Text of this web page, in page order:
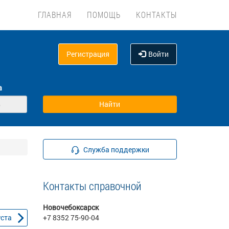
ГЛАВНАЯ ПОМОЩЬ КОНТАКТЫ
Регистрация Войти
Служба поддержки
Контакты справочной
Новочебоксарск
+7 8352 75-90-04